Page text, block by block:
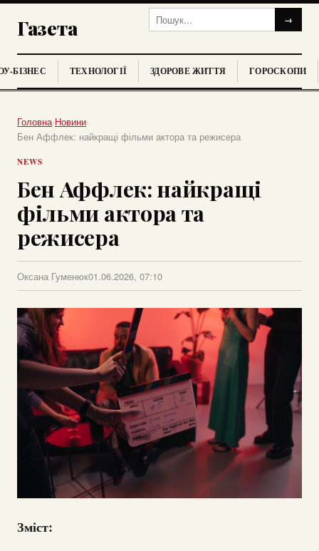
Газета →
БІЗНЕС ТЕХНОЛОГІЇ ЗДОРОВЕ ЖИТТЯ ГОРОСКОПИ
Головна›Новини›
Бен Аффлек: найкращі фільми актора та режисера
NEWS
Бен Аффлек: найкращі
фільми актора та
режисера
Оксана Гуменюк01.06.2026, 07:10
Зміст: